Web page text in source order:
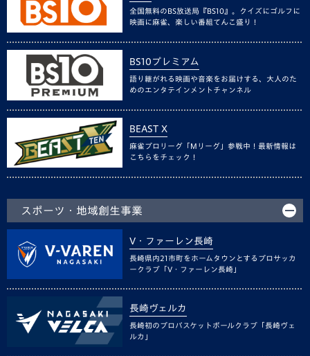
全国無料のBS放送局『BS10』。クイズにゴルフに
映画に麻雀、楽しい番組てんこ盛り！
BS10プレミアム
語り継がれる映画や音楽をお届けする、大人のた
めのエンタテインメントチャンネル
BEAST X
麻雀プロリーグ「Mリーグ」参戦中！最新情報は
こちらをチェック！
スポーツ・地域創生事業
V・ファーレン長崎
長崎県内21市町をホームタウンとするプロサッカ
ークラブ「V・ファーレン長崎」
長崎ヴェルカ
長崎初のプロバスケットボールクラブ「長崎ヴェ
ルカ」